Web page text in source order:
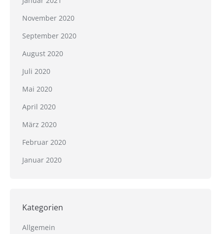
November 2020
September 2020
August 2020
Juli 2020
Mai 2020
April 2020
März 2020
Februar 2020
Januar 2020
Kategorien
Allgemein